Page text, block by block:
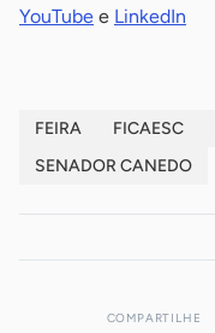
YouTube e LinkedIn
FEIRA FICAESC
SENADOR CANEDO
COMPARTILHE